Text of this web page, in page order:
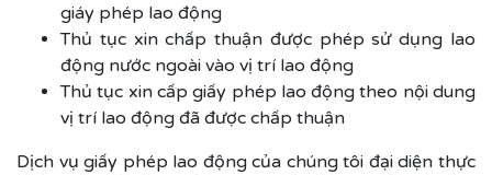
giáy phép lao động
Thủ tục xin chấp thuận được phép sử dụng lao
động nước ngoài vào vị trí lao động
Thủ tục xin cấp giấy phép lao động theo nội dung
vị trí lao động đã được chấp thuận
Dịch vụ giấy phép lao động của chúng tôi đại diện thực